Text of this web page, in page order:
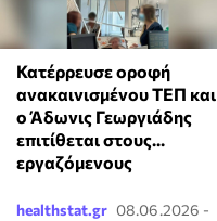
Κατέρρευσε οροφή
ανακαινισμένου ΤΕΠ και
ο Άδωνις Γεωργιάδης
επιτίθεται στους...
εργαζόμενους
healthstat.gr 08.06.2026 -